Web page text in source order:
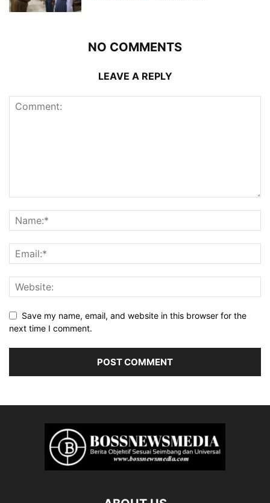
NO COMMENTS
LEAVE A REPLY
Save my name, email, and website in this browser for the
next time I comment.